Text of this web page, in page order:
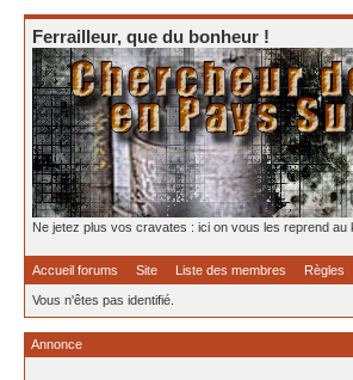
Ferrailleur, que du bonheur !
Ne jetez plus vos cravates : ici on vous les reprend au
Accueil forums Site Liste des membres Règles
Vous n'êtes pas identifié.
Annonce